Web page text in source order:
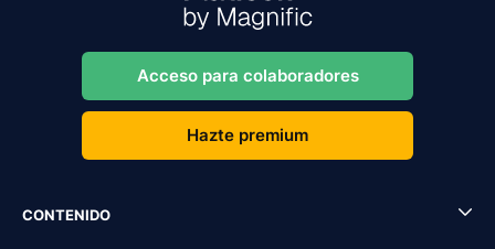
Acceso para colaboradores
Hazte premium
CONTENIDO